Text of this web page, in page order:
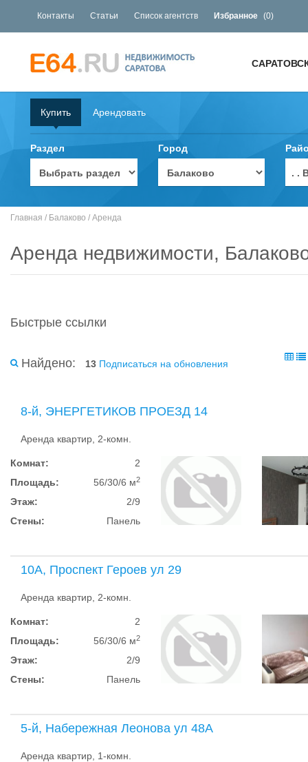
Контакты Статьи Список агентств Избранное (0)
Купить Арендовать
Раздел Город
. .
Главная / Балаково / Аренда
Аренда недвижимости,
Быстрые ссылки
Найдено: 13 Подписаться на обновления
8-й, ЭНЕРГЕТИКОВ ПРОЕЗД 14
Аренда квартир, 2-комн.
Комнат:
2
Площадь:
56/30/6 м2
Этаж:
2/9
Стены:
Панель
10А, Проспект Героев ул 29
Аренда квартир, 2-комн.
Комнат:
2
Площадь:
56/30/6 м2
Этаж:
2/9
Стены:
Панель
5-й, Набережная Леонова ул 48А
Аренда квартир, 1-комн.